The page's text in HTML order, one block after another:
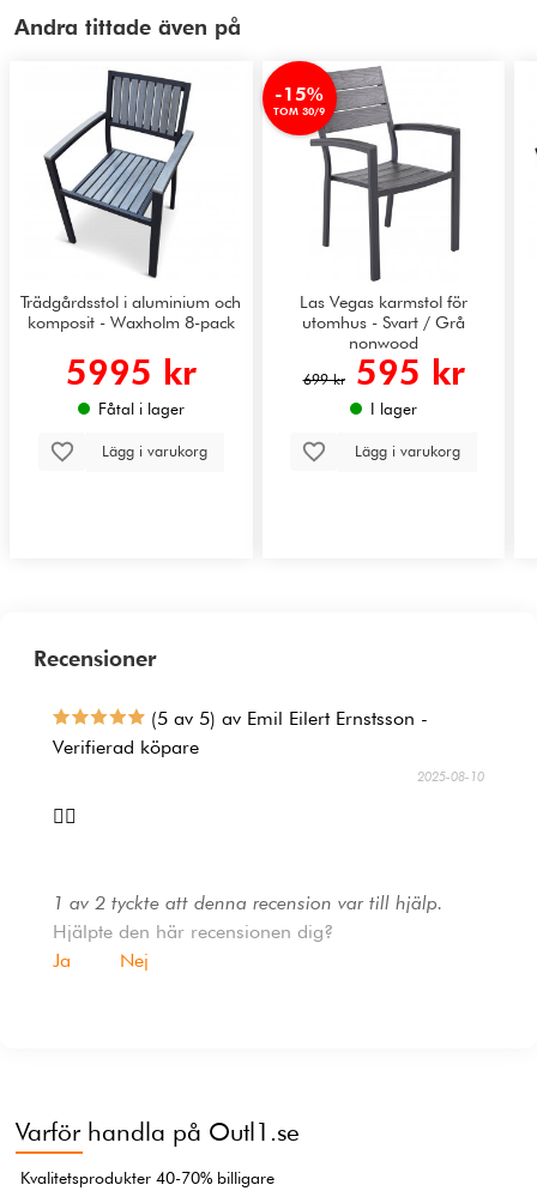
Andra tittade även på
Trädgårdsstol i aluminium och
komposit - Waxholm 8-pack
5995 kr
Fåtal i lager
Lägg i varukorg
-15%
TOM 30/9
Las Vegas karmstol för
utomhus - Svart / Grå
nonwood
699 kr 595 kr
I lager
Lägg i varukorg
Recensioner
(5 av 5) av Emil Eilert Ernstsson -
Verifierad köpare
2025-08-10
👍🏻
1 av 2 tyckte att denna recension var till hjälp.
Hjälpte den här recensionen dig?
Ja
Nej
Varför handla på Outl1.se
Kvalitetsprodukter 40-70% billigare